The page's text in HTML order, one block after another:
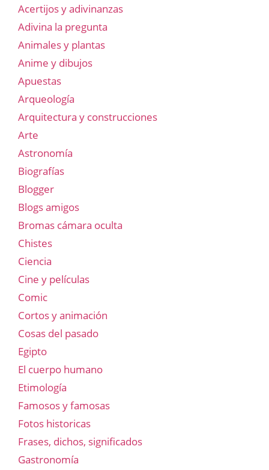
Acertijos y adivinanzas
Adivina la pregunta
Animales y plantas
Anime y dibujos
Apuestas
Arqueología
Arquitectura y construcciones
Arte
Astronomía
Biografías
Blogger
Blogs amigos
Bromas cámara oculta
Chistes
Ciencia
Cine y películas
Comic
Cortos y animación
Cosas del pasado
Egipto
El cuerpo humano
Etimología
Famosos y famosas
Fotos historicas
Frases, dichos, significados
Gastronomía